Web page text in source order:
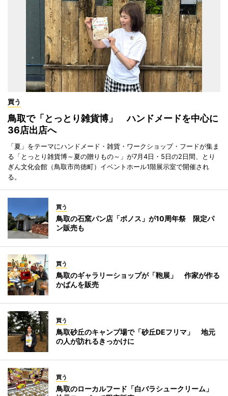
買う
鳥取で「とっとり雑貨博」 ハンドメードを中心に
36店出店へ
「夏」をテーマにハンドメード・雑貨・ワークショップ・フードが集ま
る「とっとり雑貨博～夏の贈りもの～」が7月4日・5日の2日間、とり
ぎん文化会館（鳥取市尚徳町）イベントホール1階展示室で開催され
る。
買う
鳥取の石窯パン店「ボノス」が10周年祭 限定パ
ン販売も
買う
鳥取のギャラリーショップが「鞄展」 作家が作る
かばんを販売
買う
鳥取砂丘のキャンプ場で「砂丘DEフリマ」 地元
の人が訪れるきっかけに
買う
鳥取のローカルフード「白バラシュークリーム」